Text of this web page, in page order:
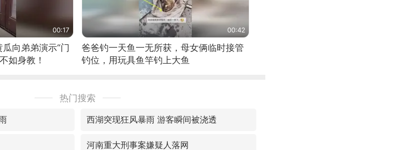
00:17
向弟弟演示“门
如身教！
00:42
爸爸钓一天鱼一无所获，母女俩临时接管
钓位，用玩具鱼竿钓上大鱼
热门搜索
西湖突现狂风暴雨 游客瞬间被浇透
河南重大刑事案嫌疑人落网